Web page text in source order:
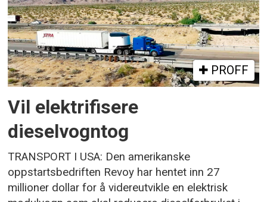
PROFF
Vil elektrifisere
dieselvogntog
TRANSPORT I USA: Den amerikanske
oppstartsbedriften Revoy har hentet inn 27
millioner dollar for å videreutvikle en elektrisk